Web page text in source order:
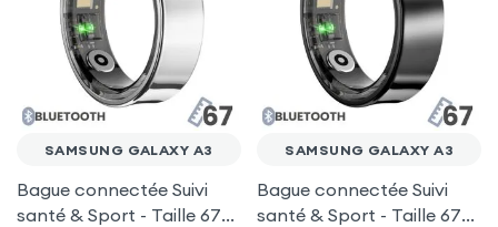
SAMSUNG GALAXY A3
Bague connectée Suivi
santé & Sport - Taille 67
SAMSUNG GALAXY A3
Bague connectée Suivi
santé & Sport - Taille 67